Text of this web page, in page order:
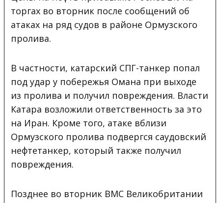
торгах во вторник после сообщений об
атаках на ряд судов в районе Ормузского
пролива.
В частности, катарский СПГ-танкер попал
под удар у побережья Омана при выходе
из пролива и получил повреждения. Власти
Катара возложили ответственность за это
на Иран. Кроме того, атаке вблизи
Ормузского пролива подвергся саудовский
нефтетанкер, который также получил
повреждения.
Позднее во вторник ВМС Великобритании